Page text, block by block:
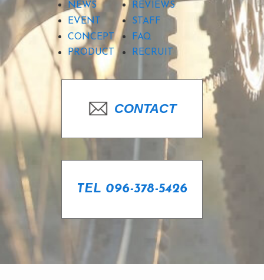
NEWS
REVIEWS
EVENT
STAFF
CONCEPT
FAQ
PRODUCT
RECRUIT
CONTACT
TEL 096-378-5426